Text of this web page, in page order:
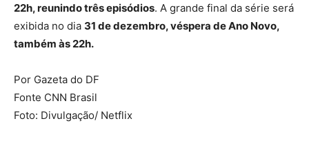
22h, reunindo três episódios. A grande final da série será
exibida no dia 31 de dezembro, véspera de Ano Novo,
também às 22h.
Por Gazeta do DF
Fonte CNN Brasil
Foto: Divulgação/ Netflix